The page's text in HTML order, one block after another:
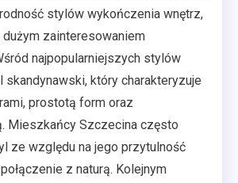
stylów wykończenia wnętrz,
zainteresowaniem
najpopularniejszych stylów
skandynawski, który charakteryzuje
prostotą form oraz
Mieszkańcy Szczecina często
ze względu na jego przytulność
z naturą. Kolejnym